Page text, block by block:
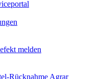
melden
Rücknahme Agrar